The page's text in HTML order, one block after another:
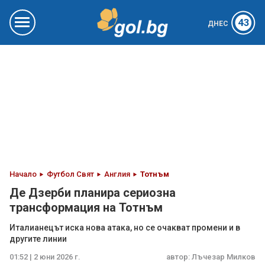
ДНЕС 43
Начало Футбол Свят Англия Тотнъм
Де Дзерби планира сериозна
трансформация на Тотнъм
Италианецът иска нова атака, но се очакват промени и в
другите линии
01:52 | 2 юни 2026 г. автор: Лъчезар Милков